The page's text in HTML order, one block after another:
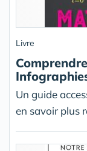
Livre
Un guide
en savoir plus